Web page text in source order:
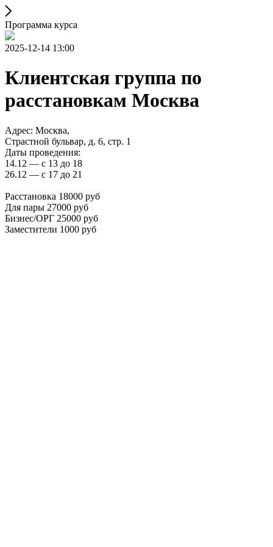
Программа курса
2025-12-14 13:00
Клиентская группа по
расстановкам Москва
Адрес: Москва,
Страстной бульвар, д. 6, стр. 1
Даты проведения:
14.12 — с 13 до 18
26.12 — с 17 до 21
Расстановка 18000 руб
Для пары 27000 руб
Бизнес/ОРГ 25000 руб
Заместители 1000 руб